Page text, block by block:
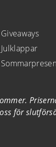
Giveaways
Julklappar
för